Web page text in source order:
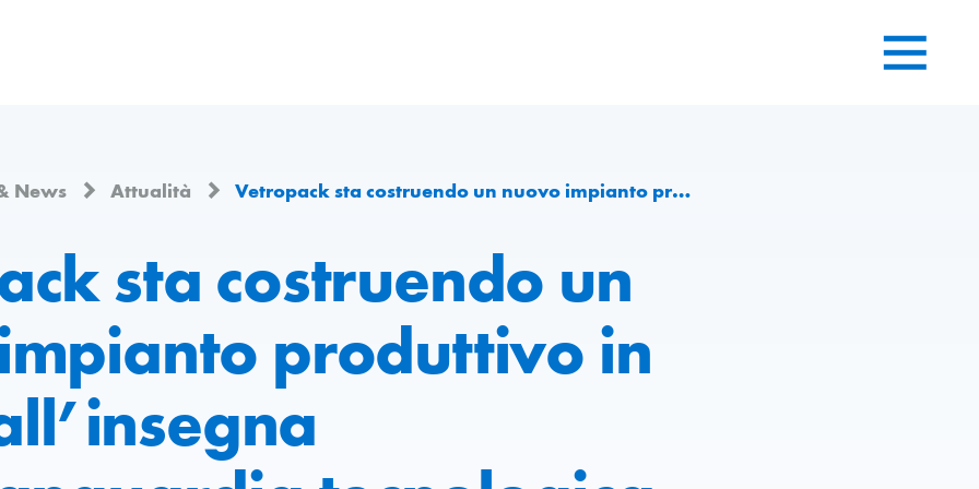
News Attualità Vetropack sta costruendo un nuovo impianto produttivo in Italia, all’insegna dell’avanguardia tecnologica e di una maggiore sostenibilità.
sta costruendo un
produttivo in